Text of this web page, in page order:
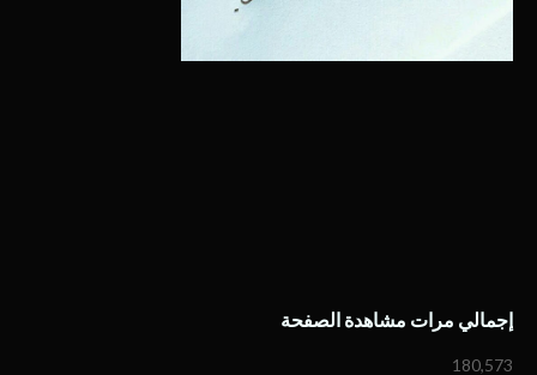
إجمالي مرات مشاهدة الصفحة
180,573